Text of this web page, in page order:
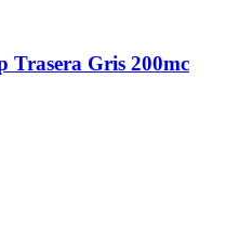
Trasera Gris 200mc